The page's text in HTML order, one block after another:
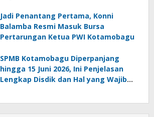
Melanggar Aturan”
Jadi Penantang Pertama, Konni
Balamba Resmi Masuk Bursa
Pertarungan Ketua PWI Kotamobagu
SPMB Kotamobagu Diperpanjang
hingga 15 Juni 2026, Ini Penjelasan
Lengkap Disdik dan Hal yang Wajib